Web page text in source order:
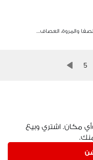
والمروة، العصاف…
5
مكان. اشتري وبيع